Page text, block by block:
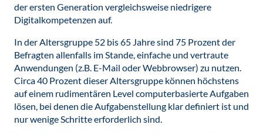
der ersten Generation vergleichsweise niedrigere
Digitalkompetenzen auf.
In der Altersgruppe 52 bis 65 Jahre sind 75 Prozent der
Befragten allenfalls im Stande, einfache und vertraute
Anwendungen (z.B. E-Mail oder Webbrowser) zu nutzen.
Circa 40 Prozent dieser Altersgruppe können höchstens
auf einem rudimentären Level computerbasierte Aufgaben
lösen, bei denen die Aufgabenstellung klar definiert ist und
nur wenige Schritte erforderlich sind.